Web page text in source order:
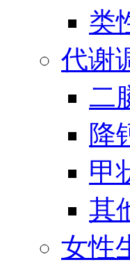
类
代谢
二
降
甲
其
女性